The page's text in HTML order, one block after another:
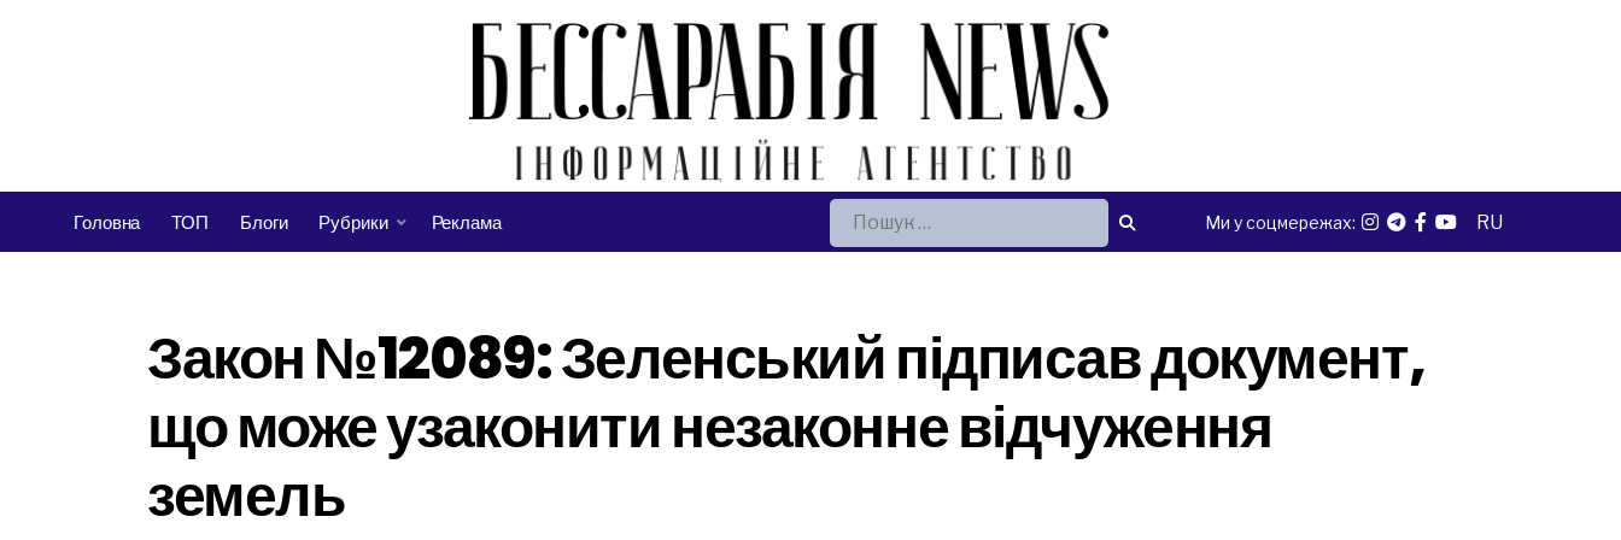
Головна ТОП Блоги Рубрики Реклама Пошук: Ми у соцмережах: RU
Закон №12089: Зеленський підписав документ,
що може узаконити незаконне відчуження
земель